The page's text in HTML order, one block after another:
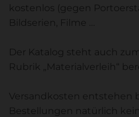
kostenlos (gegen
Bildserien, Filme …
Der Katalog steht auch
Rubrik „Materialverleih“
Versandkosten entstehen
Bestellungen natürlich